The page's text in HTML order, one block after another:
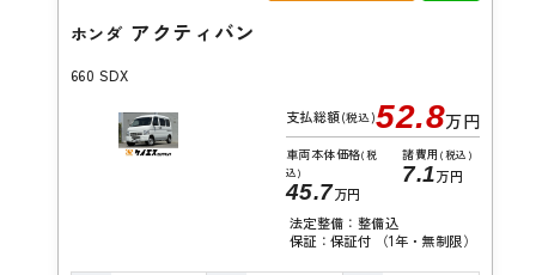
ホンダ アクティバン
660 SDX
支払総額(税込)52.8万円
車両本体価格(税
込)
45.7万円
諸費用 (税込)
7.1万円
法定整備：整備込
保証：保証付 （1年・無制限）